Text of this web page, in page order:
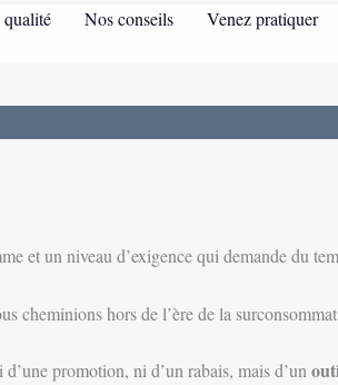
Nos conseils
Venez pratiquer
et un niveau d’exigence qui demande du
cheminions hors de l’ère de la
d’une promotion, ni d’un rabais, mais d’un